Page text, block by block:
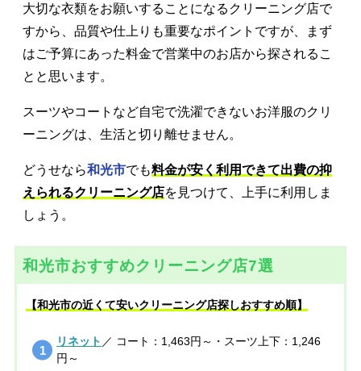
大切な衣類をお願いすることになるクリーニング店で
すから、品質や仕上りも重要なポイントですが、まず
はご予算にあった料金で営業中のお店から探されるこ
とと思います。
スーツやコートなど自宅で洗濯できないお洋服のクリ
ーニングは、生活と切り離せません。
どうせなら和光市でも料金が安く利用できて出費の抑
えられるクリーニング店を見つけて、上手に利用しま
しょう。
和光市おすすめクリーニング店7選
【和光市の近くて安いクリーニング店探しおすすめ順】
リネット ／ コート：1,463円～・スーツ上下：1,246
円～